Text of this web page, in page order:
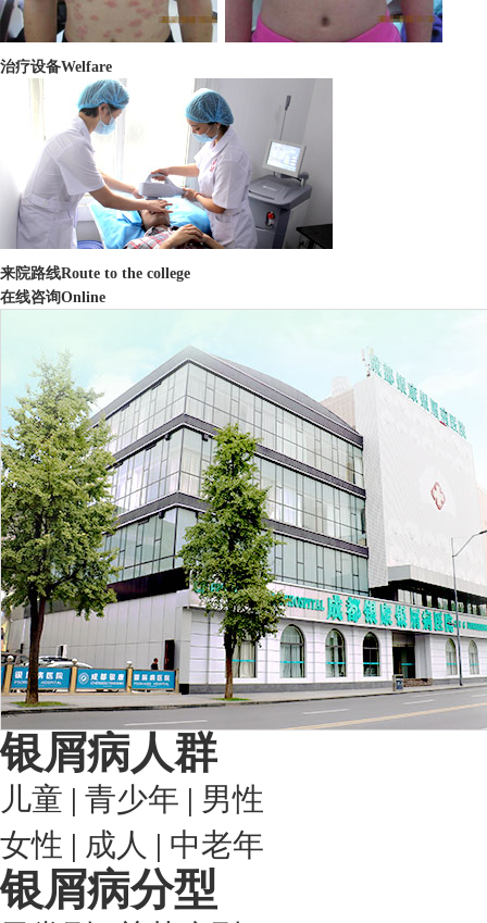
治疗设备Welfare
来院路线Route to the college
在线咨询Online
银屑病人群
儿童 | 青少年 | 男性
女性 | 成人 | 中老年
银屑病分型